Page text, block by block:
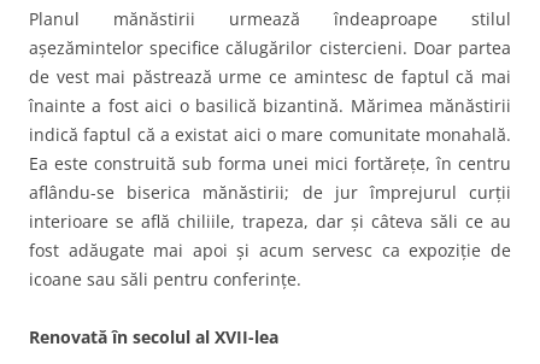
Planul mănăstirii urmează îndeaproape stilul
aşezămintelor specifice călugărilor cistercieni. Doar partea
de vest mai păstrează urme ce amintesc de faptul că mai
înainte a fost aici o basilică bizantină. Mărimea mănăstirii
indică faptul că a existat aici o mare comunitate monahală.
Ea este construită sub forma unei mici fortăreţe, în centru
aflându-se biserica mănăstirii; de jur împrejurul curţii
interioare se află chiliile, trapeza, dar şi câteva săli ce au
fost adăugate mai apoi şi acum servesc ca expoziţie de
icoane sau săli pentru conferinţe.
Renovată în secolul al XVII-lea